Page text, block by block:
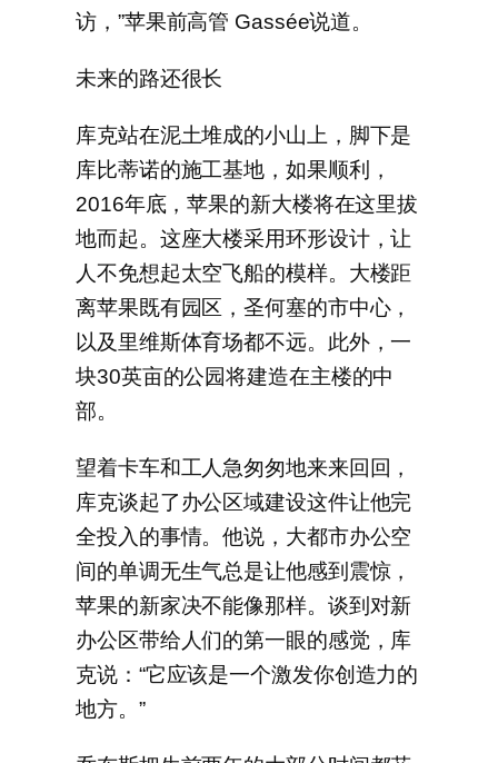
访，”苹果前高管 Gassée说道。
未来的路还很长
库克站在泥土堆成的小山上，脚下是
库比蒂诺的施工基地，如果顺利，
2016年底，苹果的新大楼将在这里拔
地而起。这座大楼采用环形设计，让
人不免想起太空飞船的模样。大楼距
离苹果既有园区，圣何塞的市中心，
以及里维斯体育场都不远。此外，一
块30英亩的公园将建造在主楼的中
部。
望着卡车和工人急匆匆地来来回回，
库克谈起了办公区域建设这件让他完
全投入的事情。他说，大都市办公空
间的单调无生气总是让他感到震惊，
苹果的新家决不能像那样。谈到对新
办公区带给人们的第一眼的感觉，库
克说：“它应该是一个激发你创造力的
地方。”